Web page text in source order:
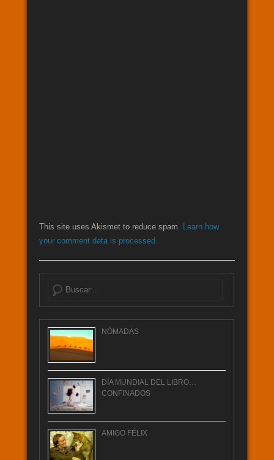
This site uses Akismet to reduce spam.
Learn how
your comment data is processed.
Buscar
NÓMADAS
DÍA MUNDIAL DEL LIBRO…
CONFINADOS
AMIGO FÉLIX